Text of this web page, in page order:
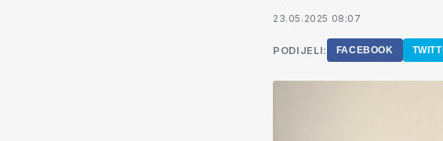
23.05.2025 08:07
PODIJELI: FACEBOOK